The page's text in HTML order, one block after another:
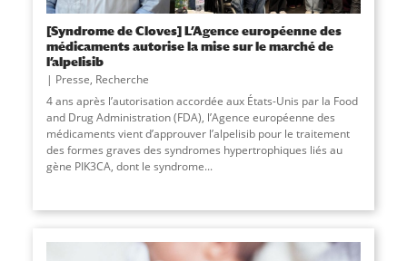
[Syndrome de Cloves] L’Agence européenne des
médicaments autorise la mise sur le marché de
l’alpelisib
Presse, Recherche
4 ans après l’autorisation accordée aux États-Unis par la Food
and Drug Administration (FDA), l’Agence européenne des
médicaments vient d’approuver l’alpelisib pour le traitement
des formes graves des syndromes hypertrophiques liés au
gène PIK3CA, dont le syndrome...